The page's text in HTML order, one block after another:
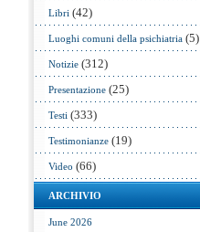
Libri (42)
Luoghi comuni della psichiatria (5)
Notizie (312)
Presentazione (25)
Testi (333)
Testimonianze (19)
Video (66)
ARCHIVIO
June 2026